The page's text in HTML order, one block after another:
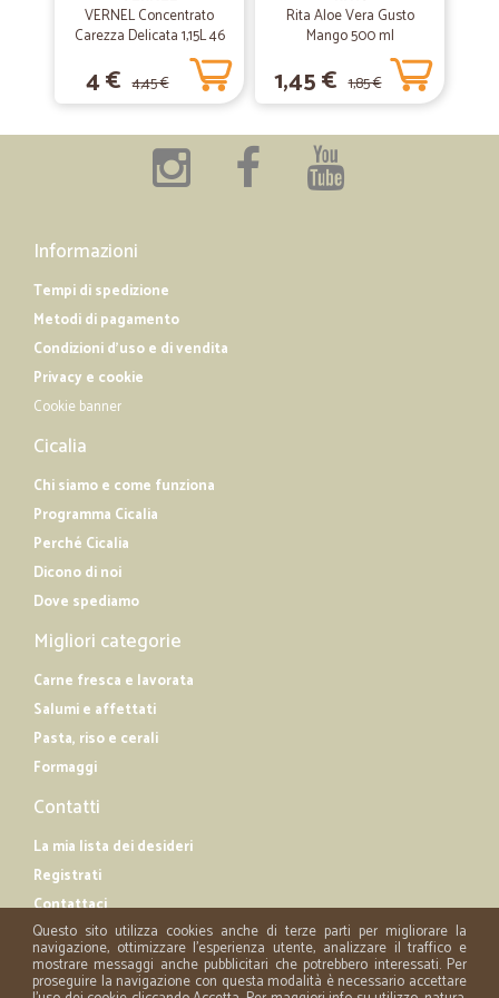
23/08/2019
— Maurizio P.
Ottimo
Tutto preciso, però unica pecchia che quando dei prodotti non ci sono,
ti vengono accreditati, senza sapere cosa è quanto, poi per il resto
VERNEL Concentrato
Carezza Delicata 1,15L 46
4 € 4,45 €
Rita Aloe Vera Gusto
Mango 500 ml
1,45 € 1,85 €
Informazioni
Tempi di spedizione
Metodi di pagamento
Condizioni d'uso e di vendita
Privacy e cookie
Cookie banner
Cicalia
Chi siamo e come funziona
Programma Cicalia
Perché Cicalia
Dicono di noi
Dove spediamo
Migliori categorie
Carne fresca e lavorata
Salumi e affettati
Pasta, riso e cerali
Formaggi
Contatti
La mia lista dei desideri
Registrati
Contattaci
Questo sito utilizza cookies anche di terze parti per migliorare la
navigazione, ottimizzare l'esperienza utente, analizzare il traffico e
mostrare messaggi anche pubblicitari che potrebbero interessati. Per
proseguire la navigazione con questa modalità è necessario accettare